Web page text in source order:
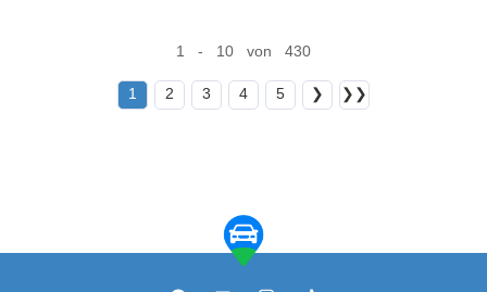
1 - 10 von 430
1 2 3 4 5 ❯ ❯❯